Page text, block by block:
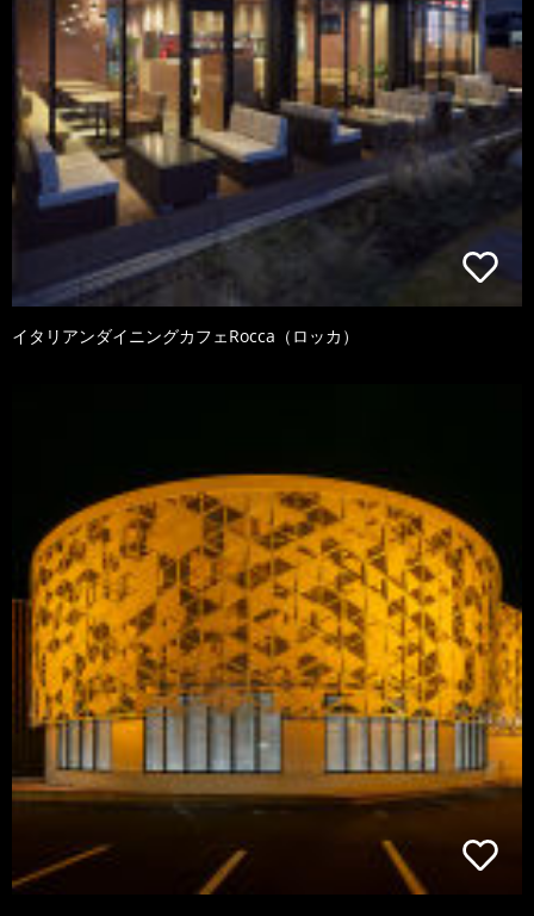
イタリアンダイニングカフェRocca（ロッカ）